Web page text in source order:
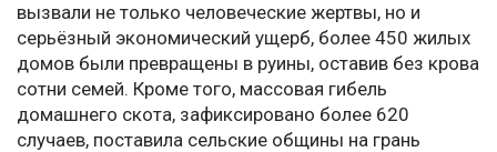
вызвали не только человеческие жертвы, но и
серьёзный экономический ущерб, более 450 жилых
домов были превращены в руины, оставив без крова
сотни семей. Кроме того, массовая гибель
домашнего скота, зафиксировано более 620
случаев, поставила сельские общины на грань